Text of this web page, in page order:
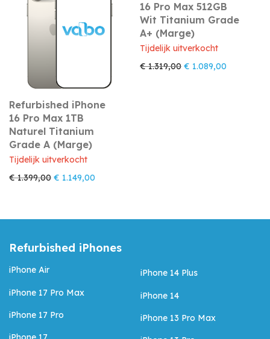
Refurbished iPhone
16 Pro Max 1TB
Naturel Titanium
Grade A (Marge)
Tijdelijk uitverkocht
€1.399,00 Oorspronkelijke prijs was: € 1.399,00.
€ 1.149,00
16 Pro Max 512GB
Wit Titanium Grade
A+ (Marge)
Tijdelijk uitverkocht
€1.319,00 Oorspronkelijke prijs
€ 1.089,00
Refurbished iPhones
iPhone Air
iPhone 17 Pro Max
iPhone 17 Pro
iPhone 14 Plus
iPhone 14
iPhone 13 Pro Max